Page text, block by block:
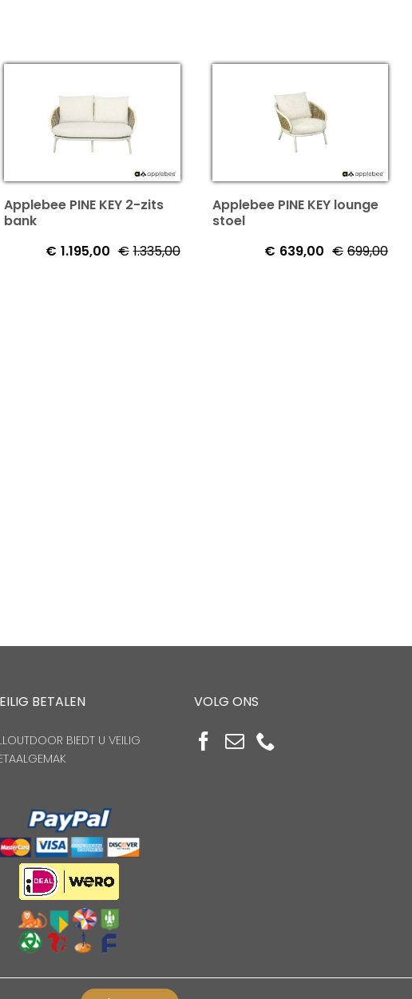
Applebee PINE KEY 2-zits
bank
€ 1.335,00Oorspronkelijke
€ 1.195,00
Huidige
Applebee PINE KEY lounge
stoel
€ 699,00
€ 639,00
BETALEN
BIEDT U VEILIG
VOLG ONS